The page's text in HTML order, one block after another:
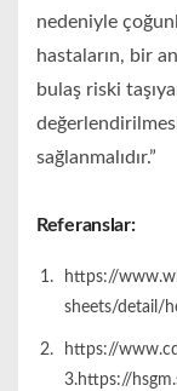
nedeniyle
hastaların, bir
bulaş riski
sağlanmalıdır.”
Referanslar:
https://
sheets/detail/
https://
3.https://